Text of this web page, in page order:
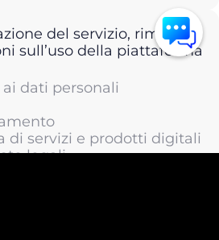
del servizio, rimborsi
sull’uso della piattaforma
dati personali
di servizi e prodotti digitali
legali